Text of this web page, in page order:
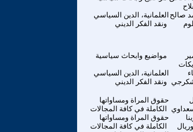
العلمانية، الدين السياسي
ونقد الفكر الديني
صالح
مواضيع وابحاث سياسية
العلمانية، الدين السياسي
ونقد الفكر الديني
حقوق المراة ومساواتها
الكاملة في كافة المجالات
حقوق المراة ومساواتها
الكاملة في كافة المجالات